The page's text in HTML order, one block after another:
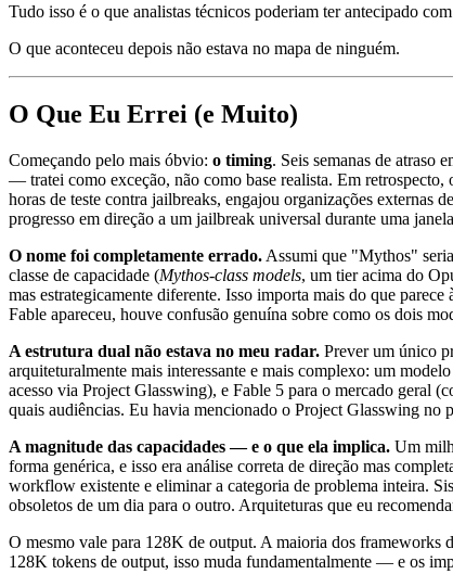
Tudo isso é o que analistas técnicos poderiam ter antecipado
O que aconteceu depois não estava no mapa de ninguém.
O Que Eu Errei (e Muito)
Começando pelo mais óbvio: o timing. Seis semanas de atraso
— tratei como exceção, não como base realista. Em
horas de teste contra jailbreaks, engajou organizações externas
progresso em direção a um jailbreak universal durante uma
O nome foi completamente errado. Assumi que "Mythos"
classe de capacidade (Mythos-class models, um tier acima do
mas estrategicamente diferente. Isso importa mais do que
Fable apareceu, houve confusão genuína sobre como os dois
A estrutura dual não estava no meu radar. Prever um único
arquiteturalmente mais interessante e mais complexo: um
acesso via Project Glasswing), e Fable 5 para o mercado geral
quais audiências. Eu havia mencionado o Project Glasswing no
A magnitude das capacidades — e o que ela implica. Um
forma genérica, e isso era análise correta de direção mas
workflow existente e eliminar a categoria de problema inteira.
obsoletos de um dia para o outro. Arquiteturas que eu
O mesmo vale para 128K de output. A maioria dos frameworks
128K tokens de output, isso muda fundamentalmente — e os